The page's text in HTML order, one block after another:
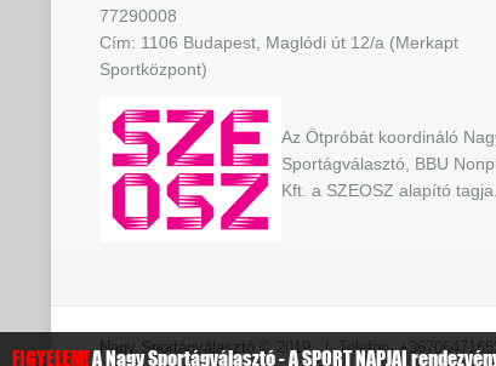
77290008
Cím: 1106 Budapest, Maglódi út 12/a (Merkapt
Sportközpont)
Az Ötpróbát koordináló
Sportágválasztó, BBU
Kft. a SZEOSZ alapító tagja.
Nagy Sportágválasztó © 2019 | Telefon:
FIGYELEM!A Nagy Sportágválasztó - A SPORT NAPJAI